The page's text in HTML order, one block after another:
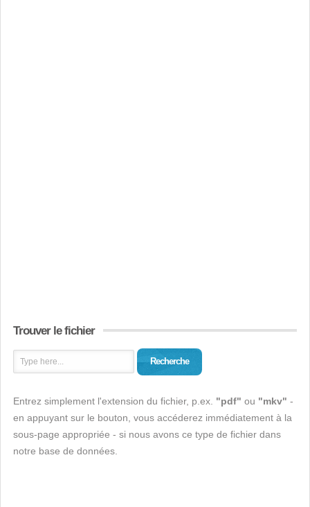
Trouver le fichier
Recherche
Entrez simplement l'extension du fichier, p.ex. "pdf" ou "mkv" -
en appuyant sur le bouton, vous accéderez immédiatement à la
sous-page appropriée - si nous avons ce type de fichier dans
notre base de données.